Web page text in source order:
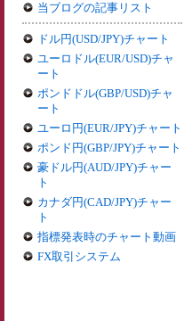
当ブログの記事リスト
ドル円(USD/JPY)チャート
ユーロドル(EUR/USD)チャ
ート
ポンドドル(GBP/USD)チャ
ート
ユーロ円(EUR/JPY)チャート
ポンド円(GBP/JPY)チャート
豪ドル円(AUD/JPY)チャー
ト
カナダ円(CAD/JPY)チャー
ト
指標発表時のチャート動画
FX取引システム